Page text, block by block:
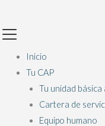
contenido
Inicio
Tu CAP
Tu unidad básica
Cartera de
Equipo humano